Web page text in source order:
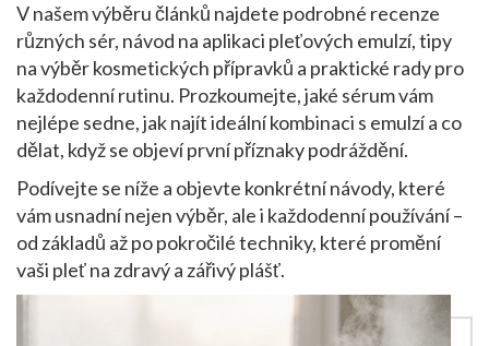
V našem výběru článků najdete podrobné recenze
různých sér, návod na aplikaci pleťových emulzí, tipy
na výběr kosmetických přípravků a praktické rady pro
každodenní rutinu. Prozkoumejte, jaké sérum vám
nejlépe sedne, jak najít ideální kombinaci s emulzí a co
dělat, když se objeví první příznaky podráždění.
Podívejte se níže a objevte konkrétní návody, které
vám usnadní nejen výběr, ale i každodenní používání –
od základů až po pokročilé techniky, které promění
vaši pleť na zdravý a zářivý plášť.